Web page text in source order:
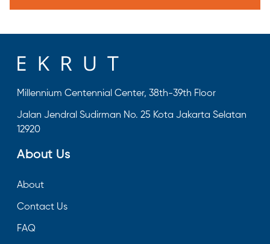
Millennium Centennial Center, 38th-39th Floor
Jalan Jendral Sudirman No. 25 Kota Jakarta Selatan
12920
About Us
About
Contact Us
FAQ